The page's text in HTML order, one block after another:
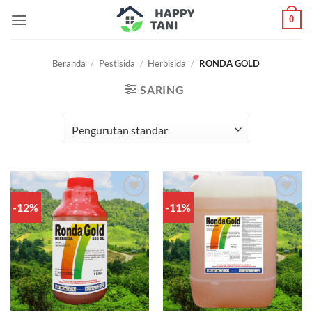
0
Beranda / Pestisida / Herbisida / RONDA GOLD
SARING
-12%
Add to
wishlist
-11%
Add to
wishlist